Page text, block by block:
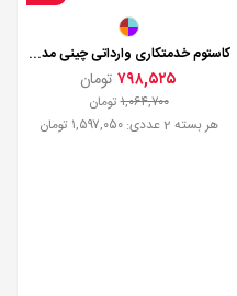
کاستوم خدمتکاری وارداتی چینی مدل Z38
۷۹۸,۵۲۵ تومان
۱,۰۶۴,۷۰۰تومان
هر بسته 2 عددی: ۱,۵۹۷,۰۵۰ تومان